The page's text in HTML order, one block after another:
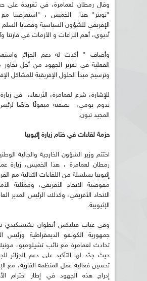
وقال رمطان لعمامرة، في تغريدة على
"تويتر" هذا الخميس ، "استعرضنا
الإفريقي للشؤون السياسية وقضايا السلم
أديوي، أهم النزاعات و الأزمات في قارتنا
وأضاف " أكدت له دعم الجزائر
الفعلية في تعزيز الجهود من أجل تجاوز
وترسيخ مبدأ الحلول الإفريقية للمشاكل
للإشارة، شرع لعمامرة، الأربعاء، في
تدوم يومي، بصفته مبعوثًا خاصًا لرئيس
المجيد تبون.
حزمة لقاءات في ختام زيارة إثيوبيا
اختتم وزير الشؤون الخارجية والجالية
رمطان لعمامرة ، هذا الخميس، زيارة
إثيوبيا بسلسلة من اللقاءات الثنائية مع
مفوضية الاتحاد الأفريقي، وممثلية
الاتحاد الأفريقي، وكذلك الرئيس المدير
الإثيوبية.
وفي غياب فيليكس أنطوان تشيسكيدي
جمهورية الكونغو الديمقراطية ورئيس
تحادث لعمامرة مع نائب تشيلومبو،
حيث جدّد لها التأكيد على دعم الجزائر
تحسين فعالية عمل المنظمة القارية، مع
إدراج هذه الجهود في إطار احترام